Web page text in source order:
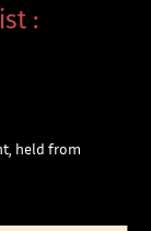
:
held from